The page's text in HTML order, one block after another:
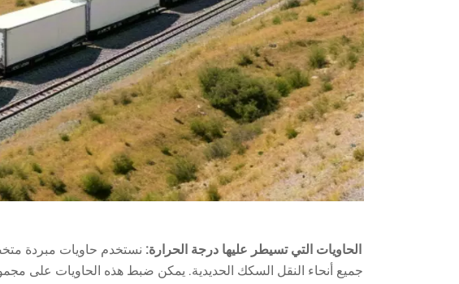
الحاويات التي تسيطر عليها درجة الحرارة: نستخدم حاويات مبردة
جميع أنحاء النقل السكك الحديدية. يمكن ضبط هذه الحاويات على